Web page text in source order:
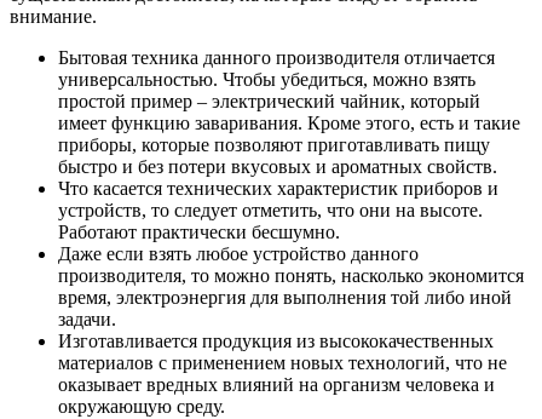
внимание.
Бытовая техника данного производителя отличается
универсальностью. Чтобы убедиться, можно взять
простой пример – электрический чайник, который
имеет функцию заваривания. Кроме этого, есть и такие
приборы, которые позволяют приготавливать пищу
быстро и без потери вкусовых и ароматных свойств.
Что касается технических характеристик приборов и
устройств, то следует отметить, что они на высоте.
Работают практически бесшумно.
Даже если взять любое устройство данного
производителя, то можно понять, насколько экономится
время, электроэнергия для выполнения той либо иной
задачи.
Изготавливается продукция из высококачественных
материалов с применением новых технологий, что не
оказывает вредных влияний на организм человека и
окружающую среду.